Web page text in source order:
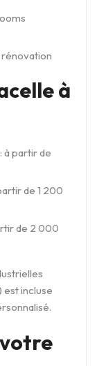
à
à partir de
de 1 200
de 2 000
est incluse